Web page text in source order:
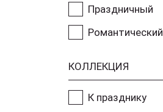
Праздничный
Романтический
КОЛЛЕКЦИЯ
К празднику